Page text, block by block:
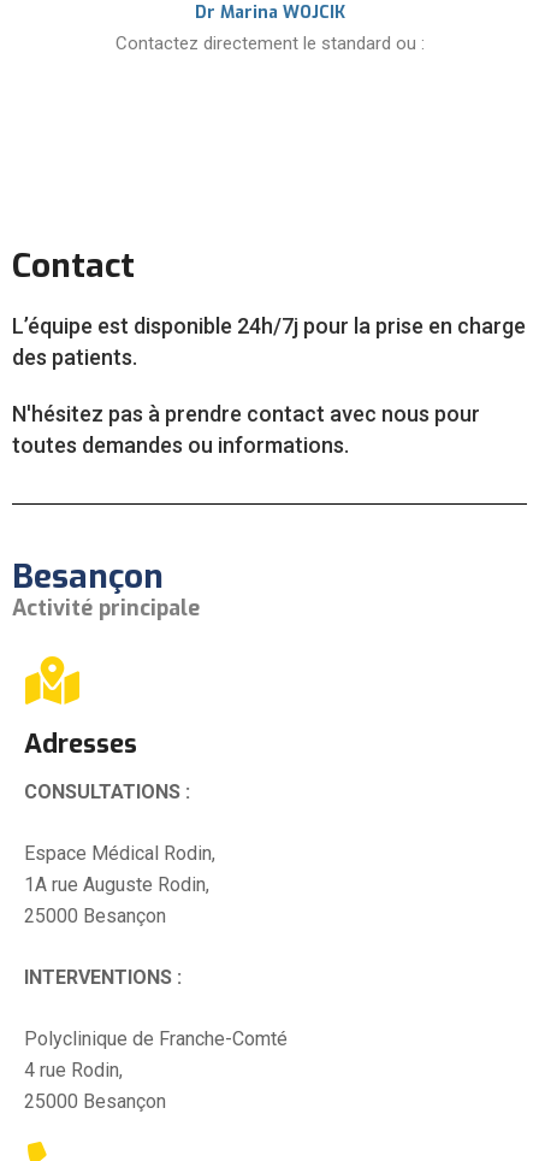
Dr Marina WOJCIK
Contactez directement le standard ou :
Contact
L’équipe est disponible 24h/7j pour la prise en charge
des patients.
N'hésitez pas à prendre contact avec nous pour
toutes demandes ou informations.
Besançon
Activité principale
Adresses
CONSULTATIONS :
Espace Médical Rodin,
1A rue Auguste Rodin,
25000 Besançon
INTERVENTIONS :
Polyclinique de Franche-Comté
4 rue Rodin,
25000 Besançon